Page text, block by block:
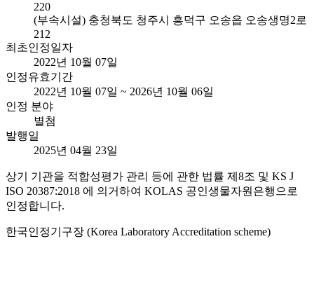
220
(부속시설) 충청북도 청주시 흥덕구 오송읍 오송생명2로
212
최초인정일자
2022년 10월 07일
인정유효기간
2022년 10월 07일 ~ 2026년 10월 06일
인정 분야
별첨
발행일
2025년 04월 23일
상기 기관을 적합성평가 관리 등에 관한 법률 제8조 및 KS J
ISO 20387:2018 에 의거하여 KOLAS 공인생물자원은행으로
인정합니다.
한국인정기구장 (Korea Laboratory Accreditation scheme)